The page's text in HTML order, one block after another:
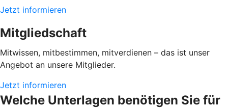
Jetzt informieren
Mitgliedschaft
Mitwissen, mitbestimmen, mitverdienen – das ist unser
Angebot an unsere Mitglieder.
Jetzt informieren
Welche Unterlagen benötigen Sie für